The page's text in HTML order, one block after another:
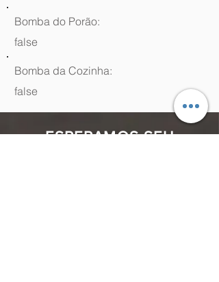
Bomba do Porão:
false
Bomba da Cozinha:
false
ESPERAMOS SEU